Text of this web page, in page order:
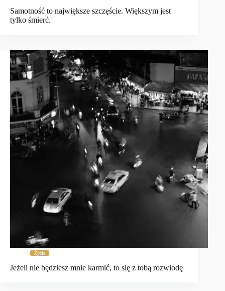
Samotność to największe szczęście. Większym jest
tylko śmierć.
Życie
Jeżeli nie będziesz mnie karmić, to się z tobą rozwiodę